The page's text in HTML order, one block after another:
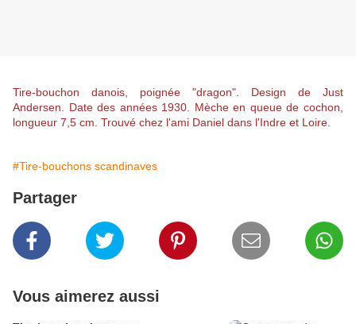
Tire-bouchon danois, poignée "dragon". Design de Just
Andersen. Date des années 1930. Mèche en queue de cochon,
longueur 7,5 cm. Trouvé chez l'ami Daniel dans l'Indre et Loire.
#Tire-bouchons scandinaves
Partager
Vous aimerez aussi